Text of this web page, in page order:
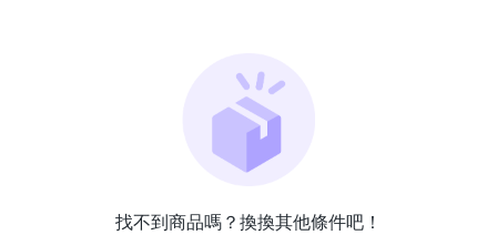
找不到商品嗎？換換其他條件吧！